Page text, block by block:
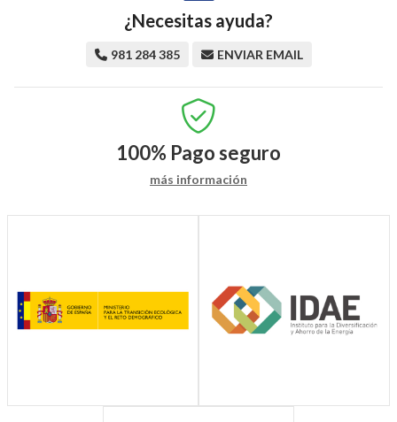
¿Necesitas ayuda?
981 284 385 ENVIAR EMAIL
100% Pago seguro
más información